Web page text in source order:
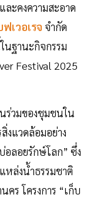
ะคงความสะอาด
เวอเรจ จำกัด
นฐานะกิจกรรม
Festival 2025
ร่วมของชุมชนใน
งแวดล้อมอย่าง
อลอยรักษ์โลก” ซึ่ง
หล่งน้ำธรรมชาติ
ร โครงการ “เก็บ